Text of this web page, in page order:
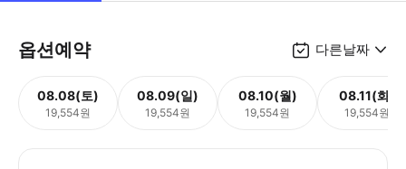
옵션예약 다른날짜
08.08(토)
19,554원
08.09(일)
19,554원
08.10(월)
19,554원
08.11(화)
19,554원